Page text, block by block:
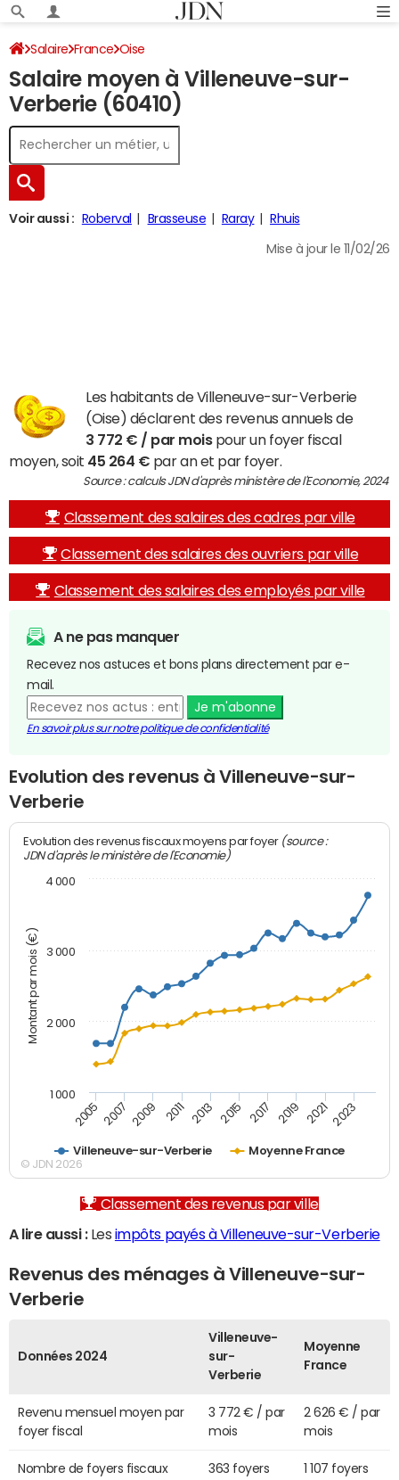
Salaire France Oise
Salaire moyen à Villeneuve-sur-
Verberie (60410)
Voir aussi : Roberval Brasseuse Raray Rhuis
Mise à jour le 11/02/26
Les habitants de Villeneuve-sur-Verberie
(Oise) déclarent des revenus annuels de
3 772 € / par moispour un foyer fiscal
moyen, soit 45 264 € par an et par foyer.
Source : calculs JDN d'après ministère de l'Economie, 2024
Classement des salaires des cadres par ville
Classement des salaires des ouvriers par ville
Classement des salaires des employés par ville
A ne pas manquer
Recevez nos astuces et bons plans directement par e-
mail.
Je m'abonne
En savoir plus sur notre politique de confidentialité
Evolution des revenus à Villeneuve-sur-
Verberie
Montant par mois (€)
Evolution des revenus fiscaux moyens par foyer (source :
JDN d'après le ministère de l'Economie)
Villeneuve-sur-Verberie Moyenne France
2005 2007 2009 2011 2013 2015 2017 2019 2021 2023
1 000
2 000
3 000
4 000
© JDN 2026
Classement des revenus par ville
A lire aussi :Les impôts payés à Villeneuve-sur-Verberie
Revenus des ménages à Villeneuve-sur-
Verberie
Données 2024
Villeneuve-
sur-
Verberie
Moyenne
France
Revenu mensuel moyen par
foyer fiscal
3 772 € / par
mois
2 626 € / par
mois
Nombre de foyers fiscaux 363 foyers 1 107 foyers